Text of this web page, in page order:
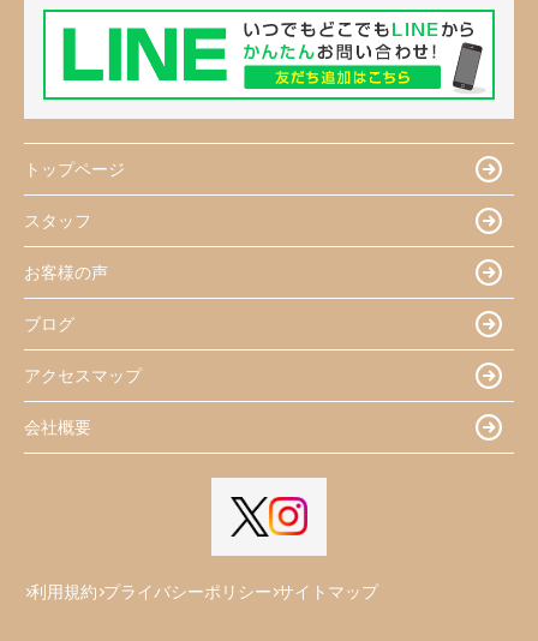
トップページ
スタッフ
お客様の声
ブログ
アクセスマップ
会社概要
利用規約 プライバシーポリシー サイトマップ